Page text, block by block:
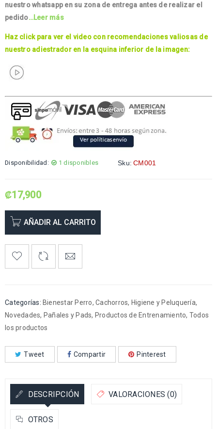
nuestro whatsapp en su zona de entrega antes de realizar el
pedido…Leer más
Haz click para ver el video con recomendaciones valiosas de
nuestro adiestrador en la esquina inferior de la imagen:
Disponibilidad: 1 disponibles Sku: CM001
₡17,900
AÑADIR AL CARRITO
Categorías: Bienestar Perro, Cachorros, Higiene y Peluquería,
Novedades, Pañales y Pads, Productos de Entrenamiento, Todos
los productos
Tweet Compartir Pinterest
DESCRIPCIÓN VALORACIONES (0)
OTROS